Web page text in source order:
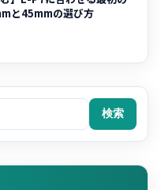
と45mmの選び方
検索